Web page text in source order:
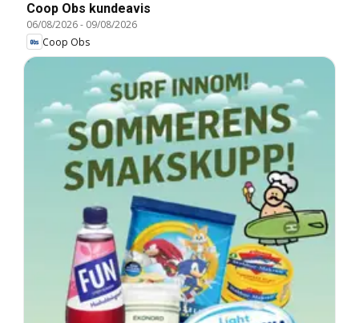
Coop Obs kundeavis
06/08/2026- 09/08/2026
Coop Obs